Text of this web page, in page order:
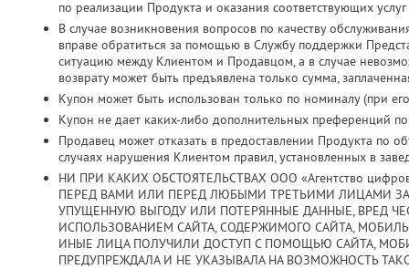
по реализации Продукта и оказания соответствующих
В случае возникновения вопросов по качеству
вправе обратиться за помощью в Службу поддержки
ситуацию между Клиентом и Продавцом, а в случае
возврату может быть предъявлена только сумма,
Купон может быть использован только по номиналу (при
Купон не дает каких-либо дополнительных преференций
Продавец может отказать в предоставлении Продукта по
случаях нарушения Клиентом правил, установленных в
НИ ПРИ КАКИХ ОБСТОЯТЕЛЬСТВАХ ООО «Агентство
ПЕРЕД ВАМИ ИЛИ ПЕРЕД ЛЮБЫМИ ТРЕТЬИМИ ЛИЦАМИ
УПУЩЕННУЮ ВЫГОДУ ИЛИ ПОТЕРЯННЫЕ ДАННЫЕ, ВРЕД
ИСПОЛЬЗОВАНИЕМ САЙТА, СОДЕРЖИМОГО САЙТА,
ИНЫЕ ЛИЦА ПОЛУЧИЛИ ДОСТУП С ПОМОЩЬЮ САЙТА,
ПРЕДУПРЕЖДАЛА И НЕ УКАЗЫВАЛА НА ВОЗМОЖНОСТЬ